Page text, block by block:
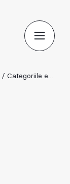
/ Categoriile ediției 2024